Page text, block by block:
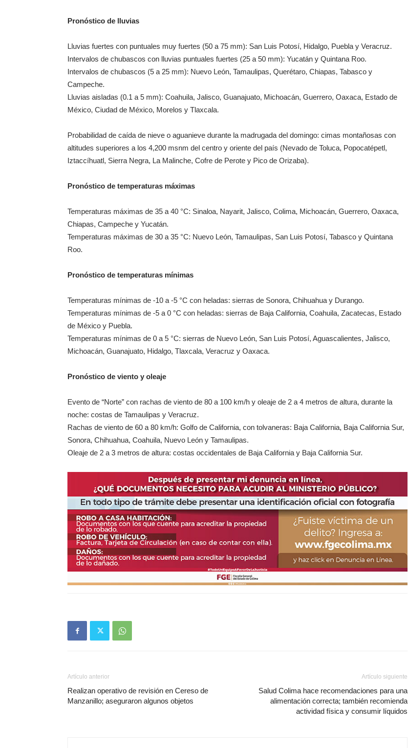
Pronóstico de lluvias
Lluvias fuertes con puntuales muy fuertes (50 a 75 mm): San Luis Potosí, Hidalgo, Puebla y Veracruz.
Intervalos de chubascos con lluvias puntuales fuertes (25 a 50 mm): Yucatán y Quintana Roo.
Intervalos de chubascos (5 a 25 mm): Nuevo León, Tamaulipas, Querétaro, Chiapas, Tabasco y
Campeche.
Lluvias aisladas (0.1 a 5 mm): Coahuila, Jalisco, Guanajuato, Michoacán, Guerrero, Oaxaca, Estado de
México, Ciudad de México, Morelos y Tlaxcala.
Probabilidad de caída de nieve o aguanieve durante la madrugada del domingo: cimas montañosas con
altitudes superiores a los 4,200 msnm del centro y oriente del país (Nevado de Toluca, Popocatépetl,
Iztaccíhuatl, Sierra Negra, La Malinche, Cofre de Perote y Pico de Orizaba).
Pronóstico de temperaturas máximas
Temperaturas máximas de 35 a 40 °C: Sinaloa, Nayarit, Jalisco, Colima, Michoacán, Guerrero, Oaxaca,
Chiapas, Campeche y Yucatán.
Temperaturas máximas de 30 a 35 °C: Nuevo León, Tamaulipas, San Luis Potosí, Tabasco y Quintana
Roo.
Pronóstico de temperaturas mínimas
Temperaturas mínimas de -10 a -5 °C con heladas: sierras de Sonora, Chihuahua y Durango.
Temperaturas mínimas de -5 a 0 °C con heladas: sierras de Baja California, Coahuila, Zacatecas, Estado
de México y Puebla.
Temperaturas mínimas de 0 a 5 °C: sierras de Nuevo León, San Luis Potosí, Aguascalientes, Jalisco,
Michoacán, Guanajuato, Hidalgo, Tlaxcala, Veracruz y Oaxaca.
Pronóstico de viento y oleaje
Evento de “Norte” con rachas de viento de 80 a 100 km/h y oleaje de 2 a 4 metros de altura, durante la
noche: costas de Tamaulipas y Veracruz.
Rachas de viento de 60 a 80 km/h: Golfo de California, con tolvaneras: Baja California, Baja California Sur,
Sonora, Chihuahua, Coahuila, Nuevo León y Tamaulipas.
Oleaje de 2 a 3 metros de altura: costas occidentales de Baja California y Baja California Sur.
Artículo anterior
Realizan operativo de revisión en Cereso de
Manzanillo; aseguraron algunos objetos
Artículo siguiente
Salud Colima hace recomendaciones para una
alimentación correcta; también recomienda
actividad física y consumir líquidos